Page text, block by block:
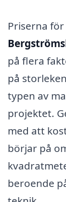
Priserna för
på flera
på
typen av
projektet.
med att
börjar på
beroende